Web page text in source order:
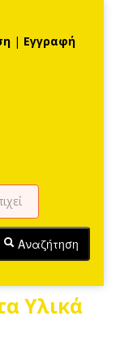
| Εγγραφή
Αναζήτηση
Υλικά